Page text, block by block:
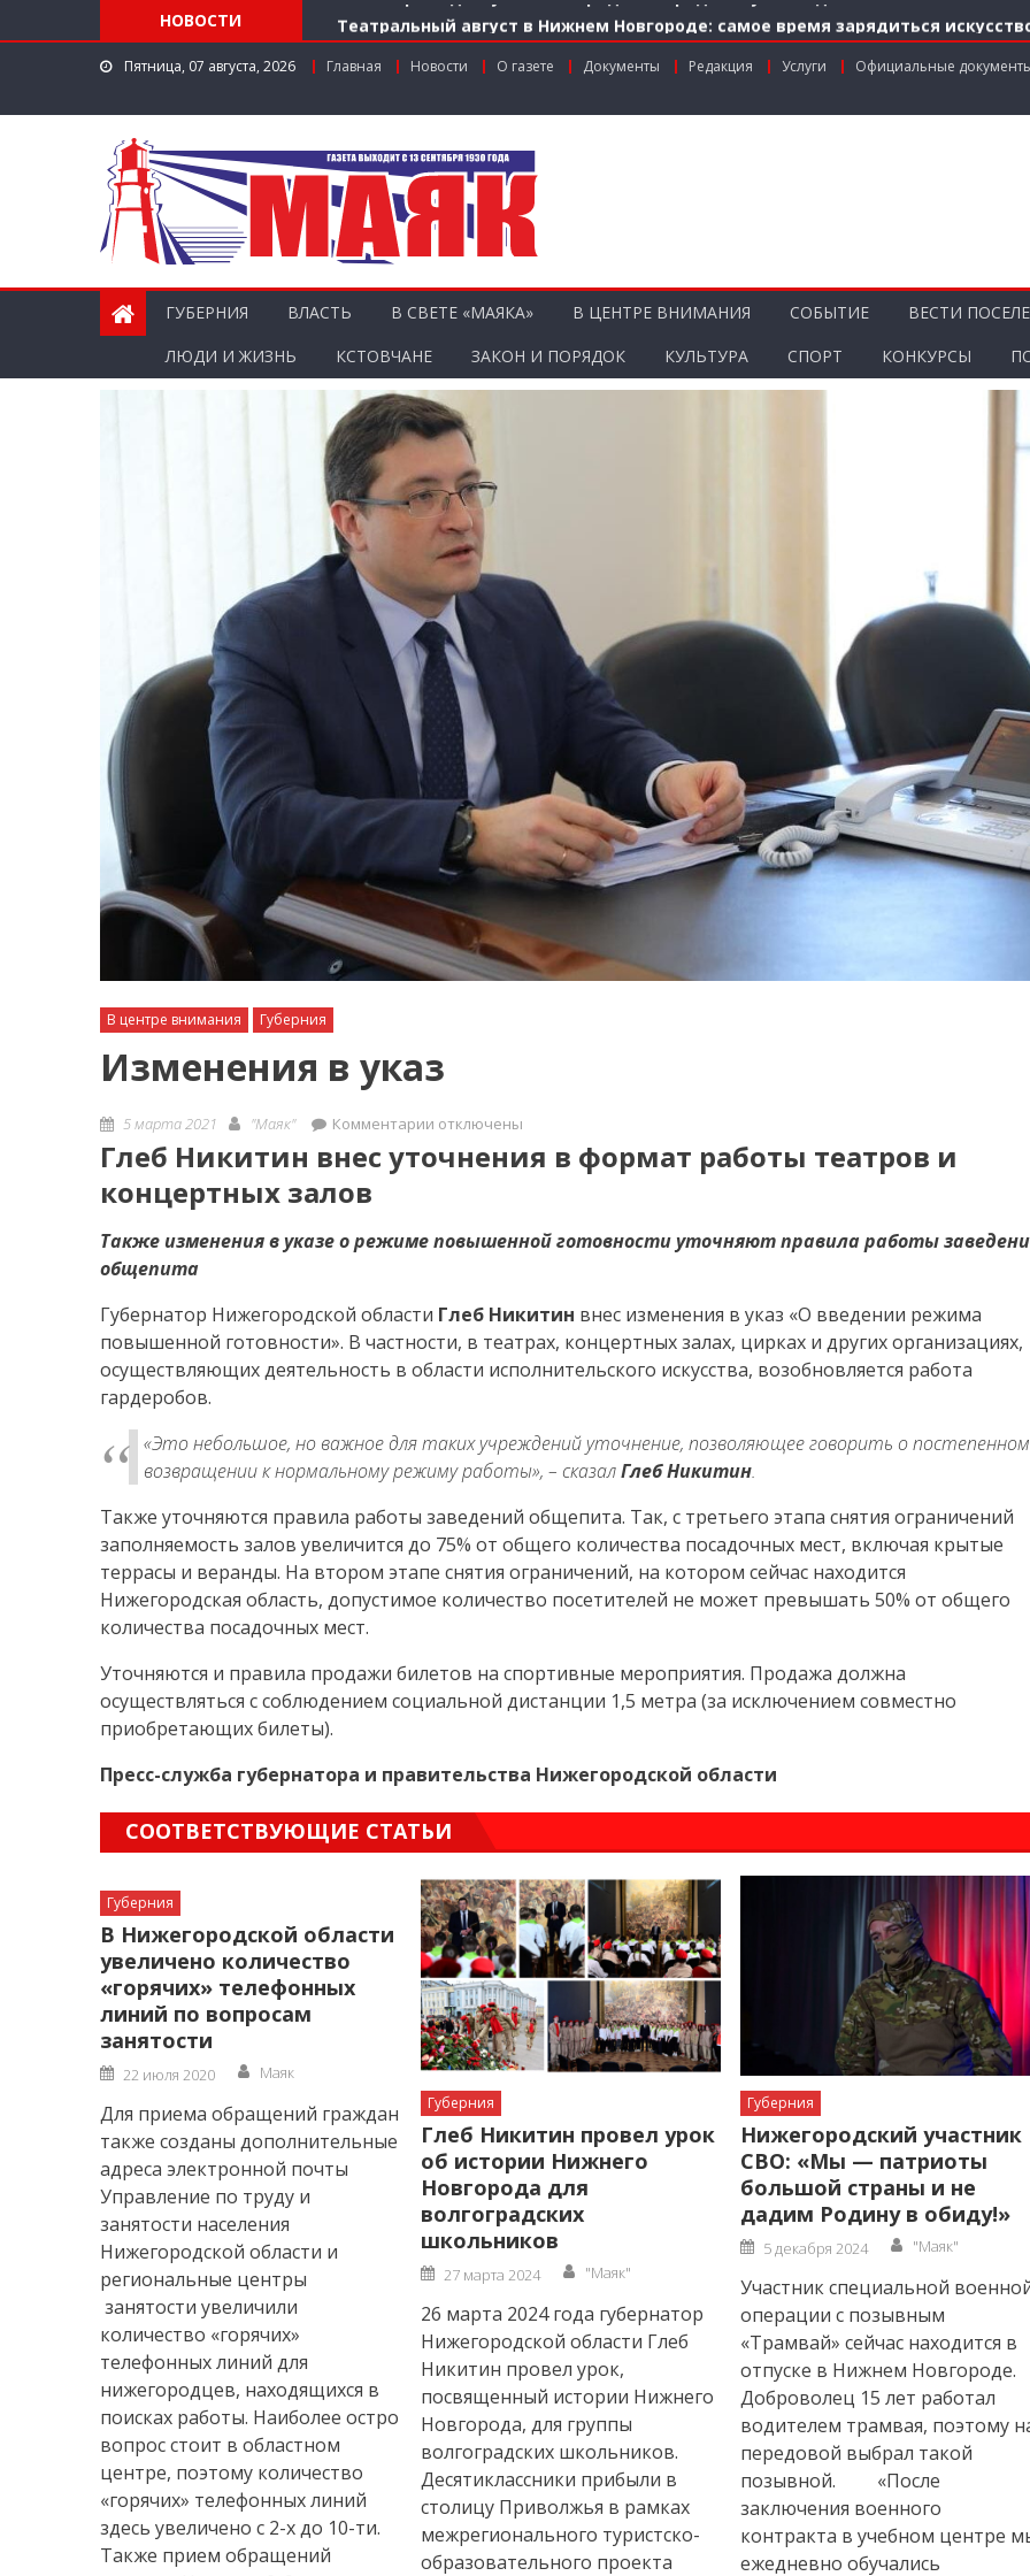
НОВОСТИ
Театральный август в Нижнем Новгороде: самое время зарядиться
Доступ к лекарствам по федеральной льготе
Поддержка в региональном грантовом конкурсе «Драйверы роста»
Пятница, 07 августа, 2026 Главная Новости О газете Документы Редакция Услуги Официальные
ГУБЕРНИЯ ВЛАСТЬ В СВЕТЕ «МАЯКА» В ЦЕНТРЕ ВНИМАНИЯ СОБЫТИЕ
ВЕСТИ
ЛЮДИ И ЖИЗНЬ
КСТОВЧАНЕ ЗАКОН И ПОРЯДОК КУЛЬТУРА СПОРТ КОНКУРСЫ
В центре внимания Губерния
Изменения в указ
Posted
5 марта 2021 Author
"Маяк" Комментарии к
Изменения
отключены
Глеб Никитин внес уточнения в формат работы театров и
концертных залов
Также изменения в указе о режиме повышенной готовности уточняют правила работы
общепита
Губернатор Нижегородской области Глеб Никитин внес изменения в указ «О введении режима
повышенной готовности». В частности, в театрах, концертных залах, цирках и других организациях,
осуществляющих деятельность в области исполнительского искусства, возобновляется работа
гардеробов.
«Это небольшое, но важное для таких учреждений уточнение, позволяющее говорить о постепенном
возвращении к нормальному режиму работы», – сказалГлеб Никитин.
Также уточняются правила работы заведений общепита. Так, с третьего этапа снятия ограничений
заполняемость залов увеличится до 75% от общего количества посадочных мест, включая крытые
террасы и веранды. На втором этапе снятия ограничений, на котором сейчас находится
Нижегородская область, допустимое количество посетителей не может превышать 50% от общего
количества посадочных мест.
Уточняются и правила продажи билетов на спортивные мероприятия. Продажа должна
осуществляться с соблюдением социальной дистанции 1,5 метра (за исключением совместно
приобретающих билеты).
Пресс-служба губернатора и правительства Нижегородской области
СООТВЕТСТВУЮЩИЕ СТАТЬИ
Губерния
В Нижегородской области
увеличено количество
«горячих» телефонных
линий по вопросам
занятости
Posted
on
22 июля 2020 Author
Маяк
Для приема обращений граждан
также созданы дополнительные
адреса электронной почты
Управление по труду и
занятости населения
Нижегородской области и
региональные центры
занятости увеличили
количество «горячих»
телефонных линий для
нижегородцев, находящихся в
поисках работы. Наиболее остро
вопрос стоит в областном
центре, поэтому количество
«горячих» телефонных линий
здесь увеличено с 2-х до 10-ти.
Также прием обращений
Губерния
Глеб Никитин провел урок
об истории Нижнего
Новгорода для
волгоградских
школьников
Posted
on
27 марта 2024 Author
"Маяк"
26 марта 2024 года губернатор
Нижегородской области Глеб
Никитин провел урок,
посвященный истории Нижнего
Новгорода, для группы
волгоградских школьников.
Десятиклассники прибыли в
столицу Приволжья в рамках
межрегионального туристско-
образовательного проекта
Губерния
Нижегородский участник
СВО: «Мы — патриоты
большой страны и не
дадим Родину в обиду!»
Posted
on
5 декабря 2024 Author
"Маяк"
Участник специальной
операции с позывным
«Трамвай» сейчас находится в
отпуске в Нижнем Новгороде.
Доброволец 15 лет работал
водителем трамвая, поэтому
передовой выбрал такой
позывной. «После
заключения военного
контракта в учебном центре
ежедневно обучались